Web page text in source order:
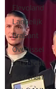
Flevoland
Landelijk
Brabant
Overijssel
Uitgelicht
Gelderland